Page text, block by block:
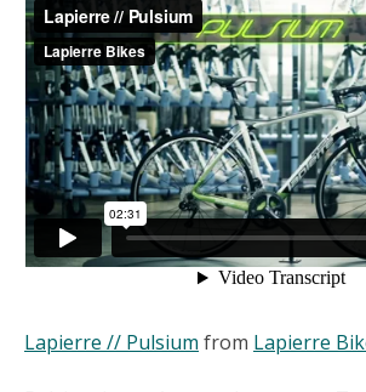
Lapierre // Pulsium from Lapierre